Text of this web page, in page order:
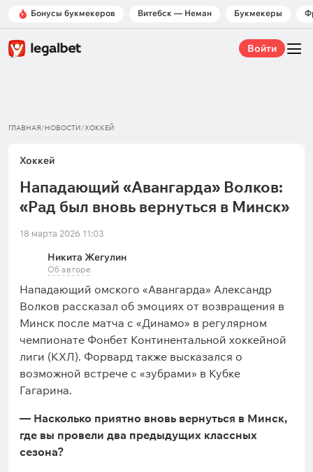
Бонусы букмекеров Витебск — Неман Букмекеры
Войти
ГЛАВНАЯ/НОВОСТИ/ХОККЕЙ
Хоккей
Нападающий «Авангарда» Волков:
«Рад был вновь вернуться в Минск»
18 марта 2026 11:03
Никита Жегулин
Об авторе
Нападающий омского «Авангарда» Александр
Волков рассказал об эмоциях от возвращения в
Минск после матча с «Динамо» в регулярном
чемпионате Фонбет Континентальной хоккейной
лиги (КХЛ). Форвард также высказался о
возможной встрече с «зубрами» в Кубке
Гагарина.
— Насколько приятно вновь вернуться в Минск,
где вы провели два предыдущих классных
сезона?